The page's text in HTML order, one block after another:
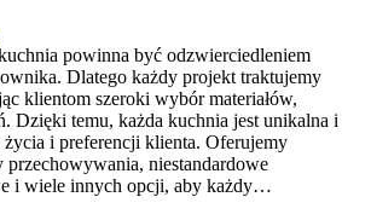
powinna być odzwierciedleniem
Dlatego każdy projekt traktujemy
klientom szeroki wybór materiałów,
Dzięki temu, każda kuchnia jest unikalna i
życia i preferencji klienta. Oferujemy
przechowywania, niestandardowe
i wiele innych opcji, aby każdy…